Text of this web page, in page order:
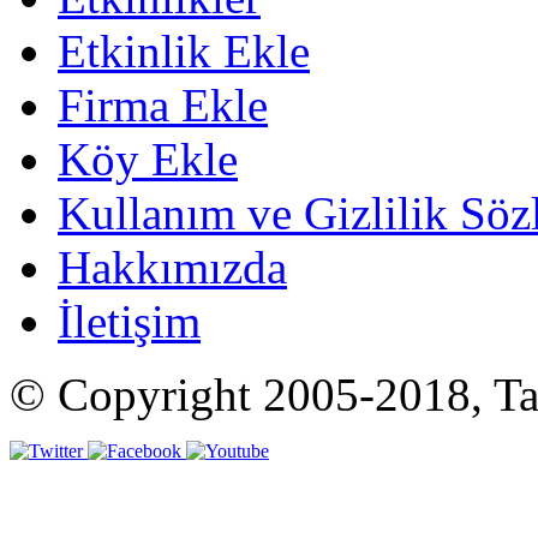
Etkinlik Ekle
Firma Ekle
Köy Ekle
Kullanım ve Gizlilik
Hakkımızda
İletişim
© Copyright 2005-2018,